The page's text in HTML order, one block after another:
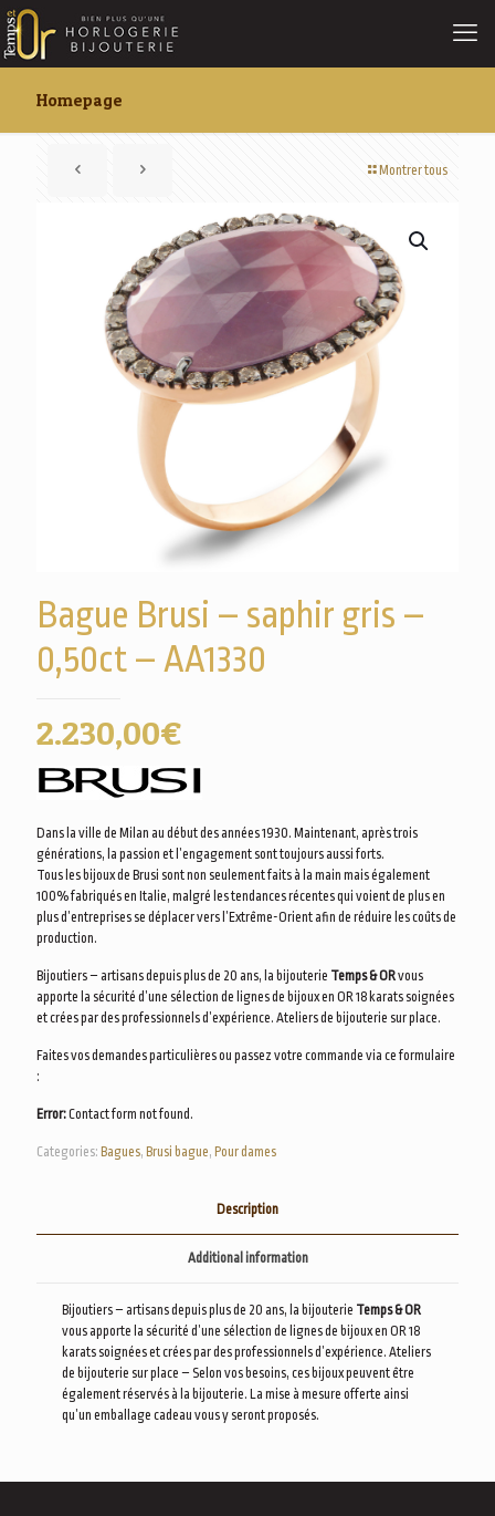
Homepage
Montrer tous
Bague Brusi – saphir gris –
0,50ct – AA1330
2.230,00€
Dans la ville de Milan au début des années 1930. Maintenant, après trois
générations, la passion et l’engagement sont toujours aussi forts.
Tous les bijoux de Brusi sont non seulement faits à la main mais également
100% fabriqués en Italie, malgré les tendances récentes qui voient de plus en
plus d’entreprises se déplacer vers l’Extrême-Orient afin de réduire les coûts de
production.
Bijoutiers – artisans depuis plus de 20 ans, la bijouterie Temps & ORvous
apporte la sécurité d’une sélection de lignes de bijoux en OR 18 karats soignées
et crées par des professionnels d’expérience. Ateliers de bijouterie sur place.
Faites vos demandes particulières ou passez votre commande via ce formulaire
:
Error:Contact form not found.
Categories: Bagues, Brusi bague, Pour dames
Description
Additional information
Bijoutiers – artisans depuis plus de 20 ans, la bijouterie Temps & OR
vous apporte la sécurité d’une sélection de lignes de bijoux en OR 18
karats soignées et crées par des professionnels d’expérience. Ateliers
de bijouterie sur place – Selon vos besoins, ces bijoux peuvent être
également réservés à la bijouterie. La mise à mesure offerte ainsi
qu’un emballage cadeau vous y seront proposés.